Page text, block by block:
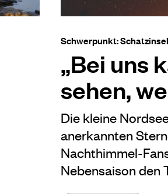
Schwerpunkt:
„Bei uns
sehen,
Die kleine
anerkannten
Nachthimmel-
Nebensaison den